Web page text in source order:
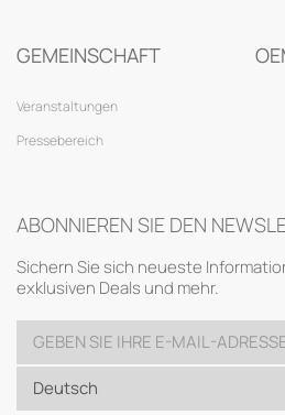
GEMEINSCHAFT
Veranstaltungen
Pressebereich
ABONNIEREN SIE DEN
Sichern Sie sich neueste
exklusiven Deals und mehr.
Deutsch